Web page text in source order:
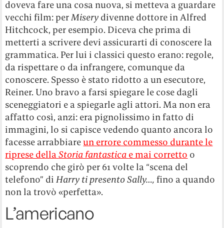
doveva fare una cosa nuova, si metteva a guardare
vecchi film: perMisery divenne dottore in Alfred
Hitchcock, per esempio. Diceva che prima di
metterti a scrivere devi assicurarti di conoscere la
grammatica. Per lui i classici questo erano: regole,
da rispettare o da infrangere, comunque da
conoscere. Spesso è stato ridotto a un esecutore,
Reiner. Uno bravo a farsi spiegare le cose dagli
sceneggiatori e a spiegarle agli attori. Ma non era
affatto così, anzi: era pignolissimo in fatto di
immagini, lo si capisce vedendo quanto ancora lo
facesse arrabbiareun errore commesso durante le
riprese dellaStoria fantastica e mai corretto o
scoprendo che girò per 61 volte la “scena del
telefono” diHarry ti presento Sally…,fino a quando
non la trovò «perfetta».
L’americano